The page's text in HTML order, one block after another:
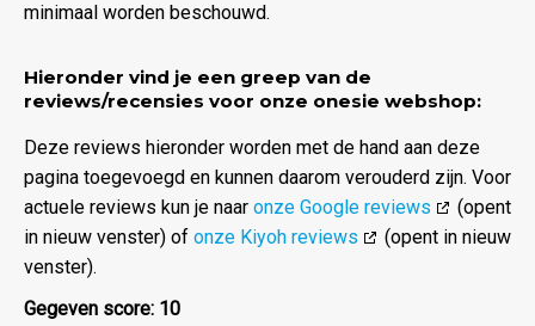
minimaal worden beschouwd.
Hieronder vind je een greep van de
reviews/recensies voor onze onesie webshop:
Deze reviews hieronder worden met de hand aan deze
pagina toegevoegd en kunnen daarom verouderd zijn. Voor
actuele reviews kun je naar onze Google reviews
(opent
in nieuw venster) of onze Kiyoh reviews
(opent in nieuw
venster).
Gegeven score: 10